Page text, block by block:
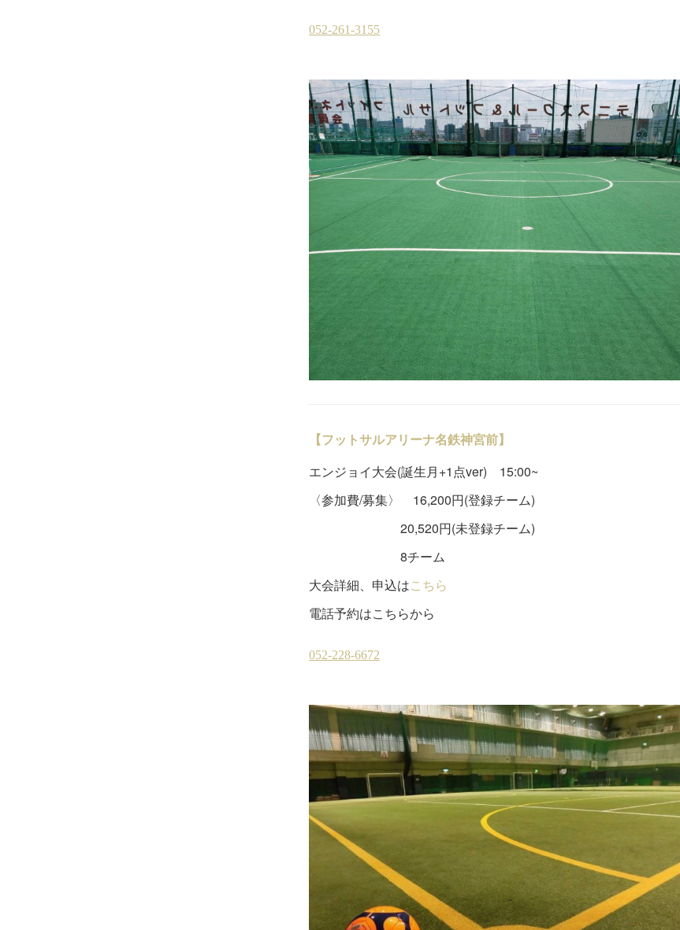
【フットサルアリーナ名鉄神宮前】
エンジョイ大会(誕生月+1点ver) 15:00~
〈参加費/募集〉 16,200円(登録チーム)
20,520円(未登録チーム)
8チーム
大会詳細、申込はこちら
電話予約はこちらから